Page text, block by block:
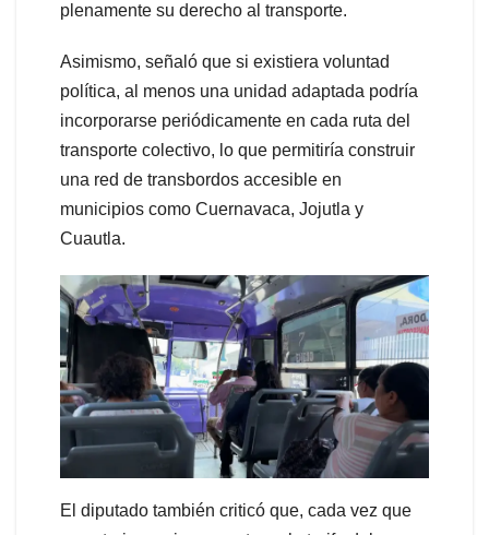
plenamente su derecho al transporte.
Asimismo, señaló que si existiera voluntad
política, al menos una unidad adaptada podría
incorporarse periódicamente en cada ruta del
transporte colectivo, lo que permitiría construir
una red de transbordos accesible en
municipios como Cuernavaca, Jojutla y
Cuautla.
El diputado también criticó que, cada vez que